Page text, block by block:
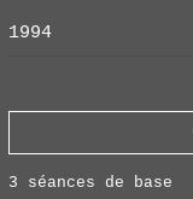
1994
3 séances de base